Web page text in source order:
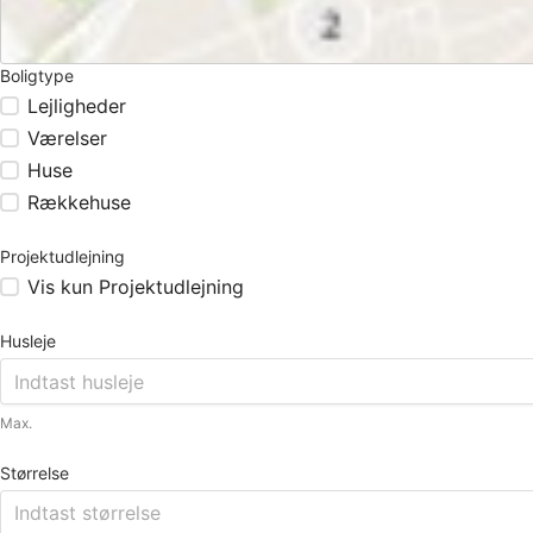
Boligtype
Lejligheder
Værelser
Huse
Rækkehuse
Projektudlejning
Vis kun Projektudlejning
Husleje
Max.
Størrelse